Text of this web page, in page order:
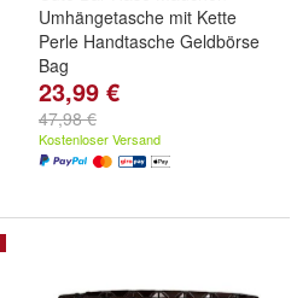
Umhängetasche mit Kette
Perle Handtasche Geldbörse
Bag
23,99 €
47,98 €
Kostenloser Versand